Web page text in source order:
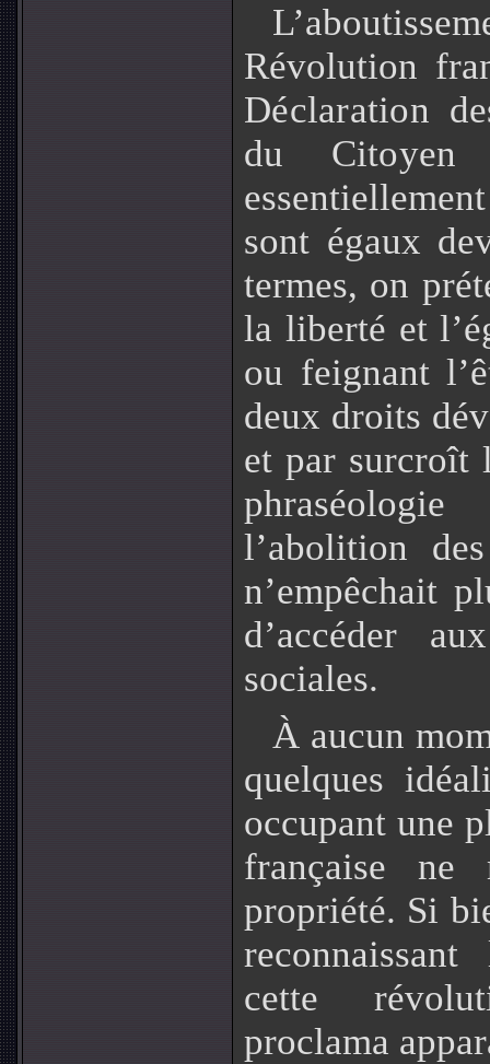
Révolution
Déclaration
du Citoyen
sont égaux
termes, on
la liberté et
ou feignant
deux droits
et par surcroît
l’abolition
n’empêchait
d’accéder
sociales.
À aucun
quelques
occupant une
française ne
propriété. Si
cette
proclama